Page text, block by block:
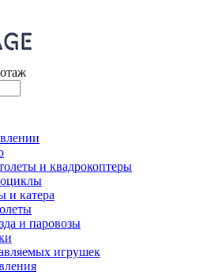
и квадрокоптеры
и катера
и паровозы
игрушек